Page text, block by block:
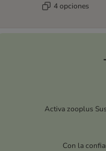
4 opciones
Activa zooplus
Con la